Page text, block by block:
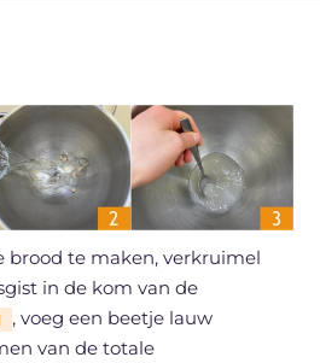
brood te maken, verkruimel
in de kom van de
, voeg een beetje lauw
van de totale